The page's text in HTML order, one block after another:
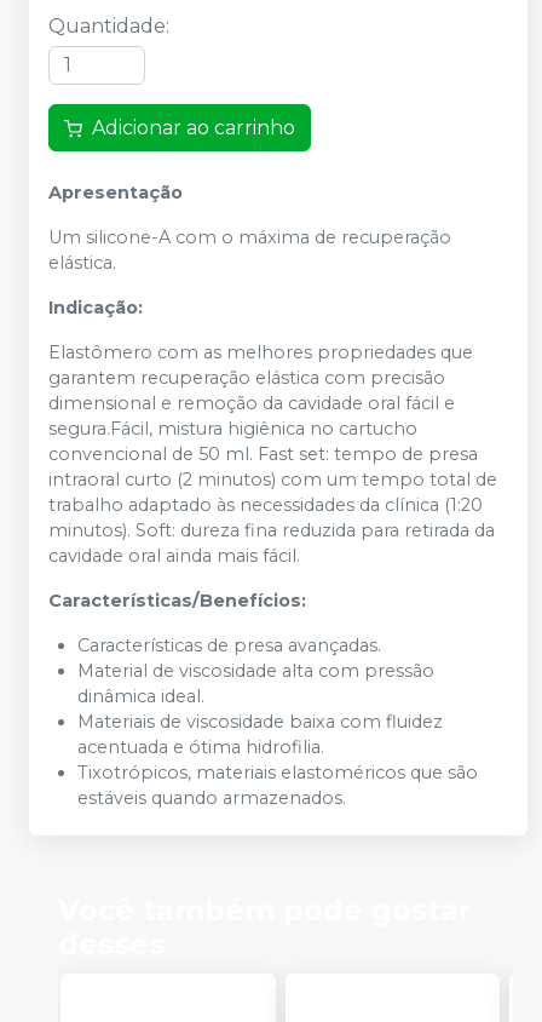
Quantidade:
Adicionar ao carrinho
Apresentação
Um silicone-A com o máxima de recuperação
elástica.
Indicação:
Elastômero com as melhores propriedades que
garantem recuperação elástica com precisão
dimensional e remoção da cavidade oral fácil e
segura.Fácil, mistura higiênica no cartucho
convencional de 50 ml. Fast set: tempo de presa
intraoral curto (2 minutos) com um tempo total de
trabalho adaptado às necessidades da clínica (1:20
minutos). Soft: dureza fina reduzida para retirada da
cavidade oral ainda mais fácil.
Características/Benefícios:
Características de presa avançadas.
Material de viscosidade alta com pressão
dinâmica ideal.
Materiais de viscosidade baixa com fluidez
acentuada e ótima hidrofilia.
Tixotrópicos, materiais elastoméricos que são
estáveis quando armazenados.